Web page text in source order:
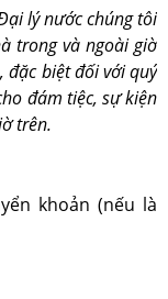
lý nước chúng tôi
trong và ngoài giờ
đặc biệt đối với quý
đám tiệc, sự kiện
trên.
khoản (nếu là